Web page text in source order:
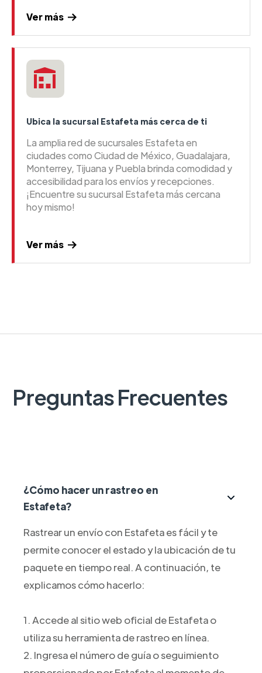
Ver más
Ubica la sucursal Estafeta más cerca de ti
La amplia red de sucursales Estafeta en
ciudades como Ciudad de México, Guadalajara,
Monterrey, Tijuana y Puebla brinda comodidad y
accesibilidad para los envíos y recepciones.
¡Encuentre su sucursal Estafeta más cercana
hoy mismo!
Ver más
Preguntas Frecuentes
¿Cómo hacer un rastreo en
Estafeta?
Rastrear un envío con Estafeta es fácil y te
permite conocer el estado y la ubicación de tu
paquete en tiempo real. A continuación, te
explicamos cómo hacerlo:
1. Accede al sitio web oficial de Estafeta o
utiliza su herramienta de rastreo en línea.
2. Ingresa el número de guía o seguimiento